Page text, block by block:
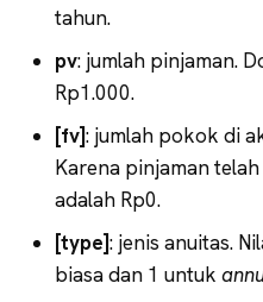
tahun.
pv: jumlah pinjaman.
Rp1.000.
[fv]: jumlah pokok di
Karena pinjaman
adalah Rp0.
[type]: jenis anuitas.
biasa dan 1 untuk